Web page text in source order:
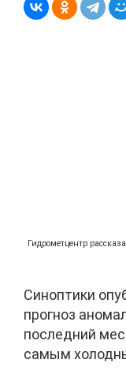
Гидрометцентр
Синоптики
прогноз
последний
самым